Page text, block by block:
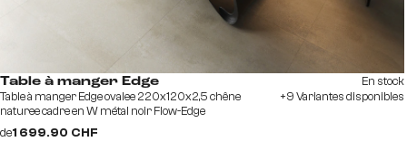
Table à manger Edge
Table à manger Edge ovalee 220x120x2,5 chêne
naturee cadre en W métal noir Flow-Edge
de1 699.90 CHF
En stock
+9 Variantes disponibles